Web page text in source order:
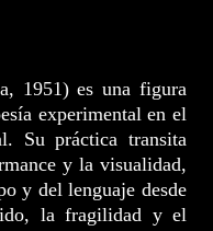
1951) es una figura
experimental en el
Su práctica transita
y la visualidad,
y del lenguaje desde
la fragilidad y el